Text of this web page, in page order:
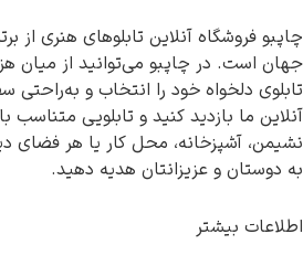
فروشگاه آنلاین تابلوهای هنری از
است. در چاپبو می‌توانید از میان
دلخواه خود را انتخاب و به‌راحتی
ما بازدید کنید و تابلویی متناسب با
آشپزخانه، محل کار یا هر فضای دیگر
و عزیزانتان هدیه دهید.
بیشتر